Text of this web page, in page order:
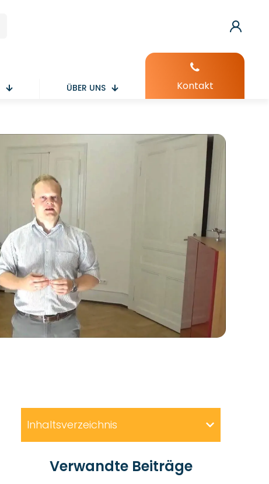
ÜBER UNS Kontakt
Inhaltsverzeichnis
Verwandte Beiträge